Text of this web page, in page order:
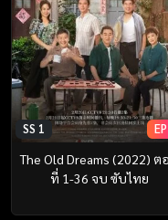
SS 1
The Old Dreams (2022) ต
ที่ 1-36 จบ ซับไทย